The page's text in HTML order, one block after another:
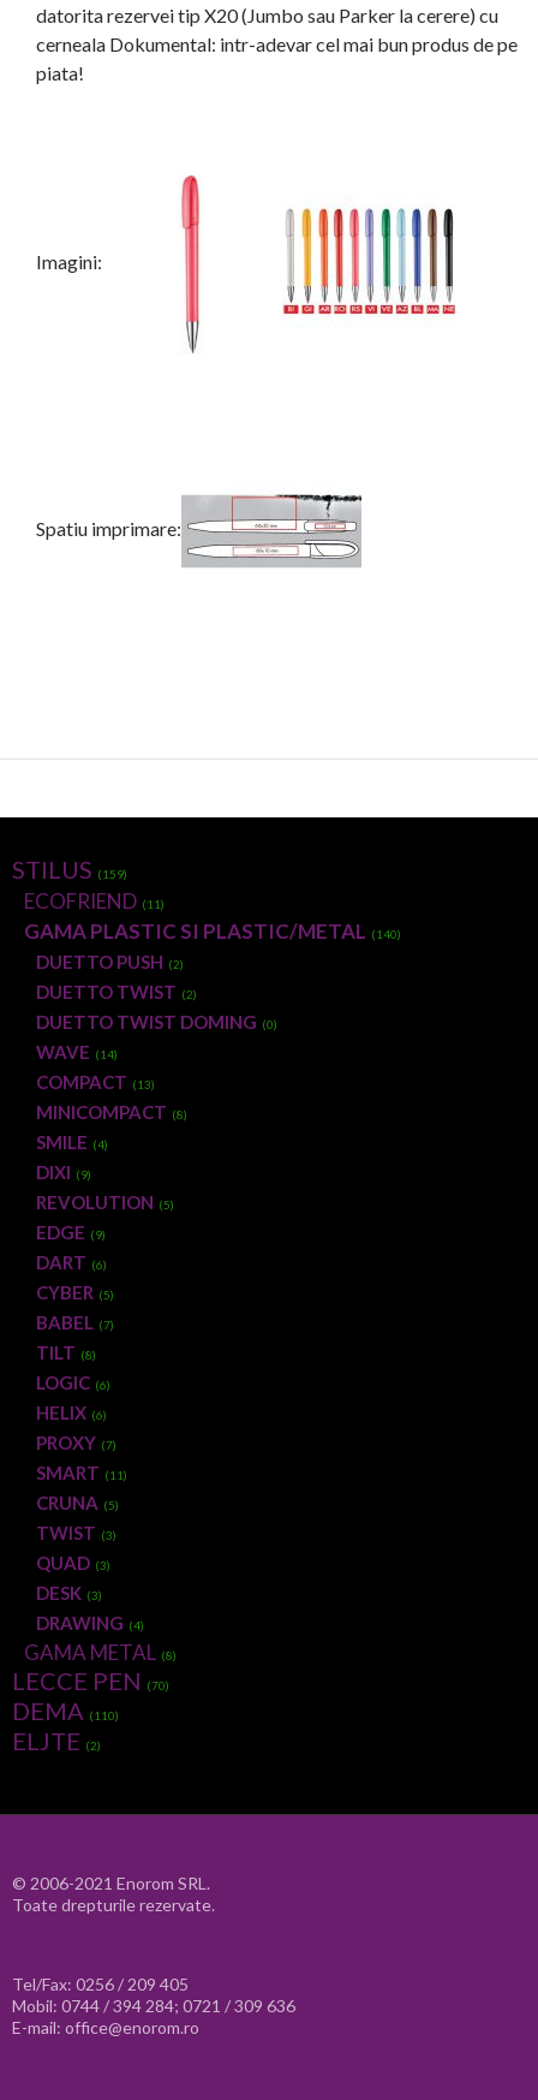
datorita rezervei tip X20 (Jumbo sau Parker la cerere) cu
cerneala Dokumental: intr-adevar cel mai bun produs de pe
piata!
Imagini:
Spatiu imprimare:
STILUS (159)
ECOFRIEND (11)
GAMA PLASTIC SI PLASTIC/METAL (140)
DUETTO PUSH (2)
DUETTO TWIST (2)
DUETTO TWIST DOMING (0)
WAVE (14)
COMPACT (13)
MINICOMPACT (8)
SMILE (4)
DIXI (9)
REVOLUTION (5)
EDGE (9)
DART (6)
CYBER (5)
BABEL (7)
TILT (8)
LOGIC (6)
HELIX (6)
PROXY (7)
SMART (11)
CRUNA (5)
TWIST (3)
QUAD (3)
DESK (3)
DRAWING (4)
GAMA METAL (8)
LECCE PEN (70)
DEMA (110)
ELJTE (2)
© 2006-2021 Enorom SRL.
Toate drepturile rezervate.
Tel/Fax: 0256 / 209 405
Mobil: 0744 / 394 284; 0721 / 309 636
E-mail: office@enorom.ro